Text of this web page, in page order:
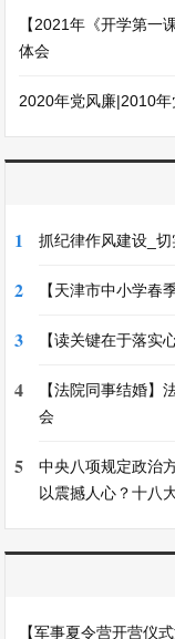
【2021年《开学第一
体会
2020年党风廉|2010
1 抓纪律作风建设_
2 【天津市中小学春
3 【读关键在于落实
4
【法院同事结婚】
会
5
中央八项规定政治
以震撼人心？十八
【军事夏令营开营仪